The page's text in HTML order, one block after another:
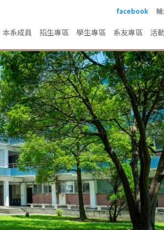
facebook 輔
本系成員 招生專區 學生專區 系友專區 活